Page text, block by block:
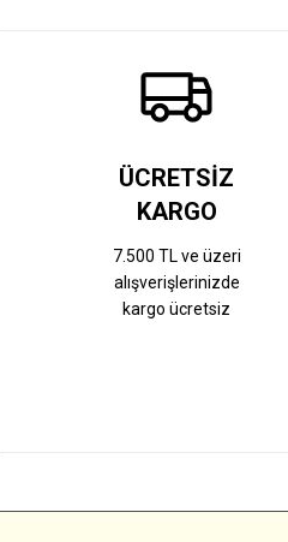
ÜCRETSİZ
KARGO
7.500 TL ve üzeri
alışverişlerinizde
kargo ücretsiz